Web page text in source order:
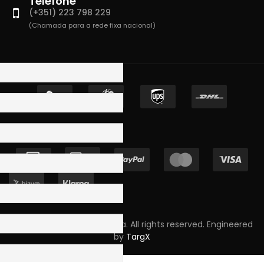
(+351) 223 798 229
(Chamada para a rede fixa nacional)
Copyright © 2023 Skpro, Lda. All rights reserved. Engineered
by TargX